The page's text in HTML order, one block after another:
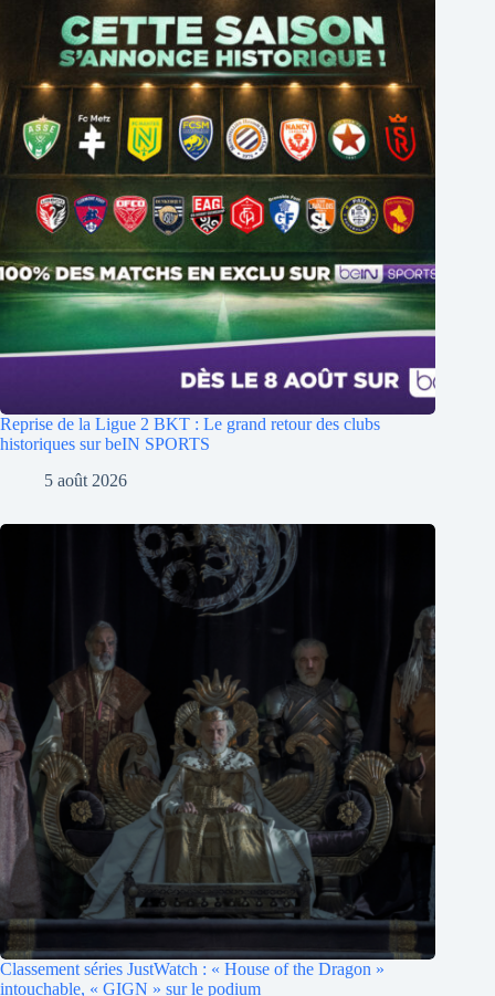
Reprise de la Ligue 2 BKT : Le grand retour des clubs
historiques sur beIN SPORTS
5 août 2026
Classement séries JustWatch : « House of the Dragon »
intouchable, « GIGN » sur le podium